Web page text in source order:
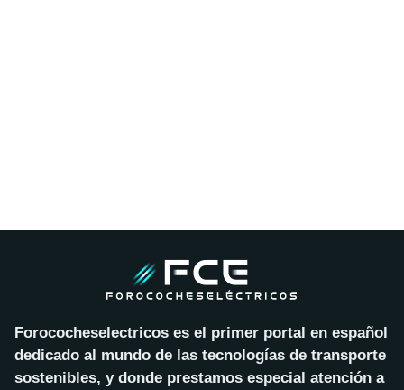
Forococheselectricos es el primer portal en español
dedicado al mundo de las tecnologías de transporte
sostenibles, y donde prestamos especial atención a